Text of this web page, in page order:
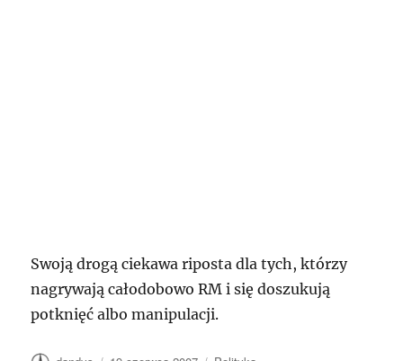
Swoją drogą ciekawa riposta dla tych, którzy
nagrywają całodobowo RM i się doszukują
potknięć albo manipulacji.